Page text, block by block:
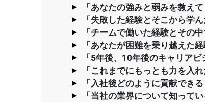
「あなたの強みと弱みを教えて
「失敗した経験とそこから学
「チームで働いた経験とその
「あなたが困難を乗り越えた
「5年後、10年後のキャリア
「これまでにもっとも力を入
「入社後どのように貢献でき
「当社の業界について知って